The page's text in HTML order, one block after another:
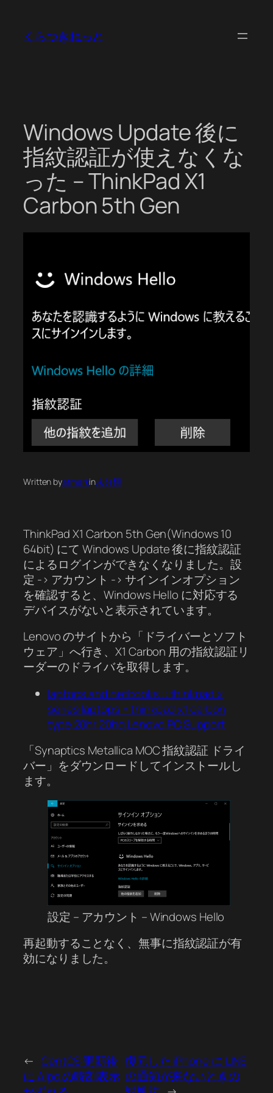
くらつきねっと
Windows Update 後に
指紋認証が使えなくな
った – ThinkPad X1
Carbon 5th Gen
Written byatmarkin未分類
ThinkPad X1 Carbon 5th Gen(Windows 10
64bit) にて Windows Update 後に指紋認証
によるログインができなくなりました。設
定 -> アカウント -> サインインオプション
を確認すると、Windows Hello に対応する
デバイスがないと表示されています。
Lenovo のサイトから「ドライバーとソフト
ウェア」へ行き、X1 Carbon 用の指紋認証リ
ーダーのドライバを取得します。
laptops and netbooks :: thinkpad x
series laptops :: thinkpad x1 carbon
type 20hr 20hq Lenovo PC Support
「Synaptics Metallica MOC 指紋認証 ドライ
バー」をダウンロードしてインストールし
ます。
設定 – アカウント – Windows Hello
再起動することなく、無事に指紋認証が有
効になりました。
← CentOS 更新後
に Aipo の時刻表示
復元した iPhone に LINE
の通知が来ないときの